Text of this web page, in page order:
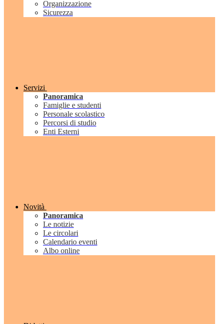
Organizzazione
Sicurezza
Servizi
Panoramica
Famiglie e studenti
Personale scolastico
Percorsi di studio
Enti Esterni
Novità
Panoramica
Le notizie
Le circolari
Calendario eventi
Albo online